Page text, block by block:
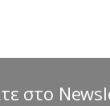
στο